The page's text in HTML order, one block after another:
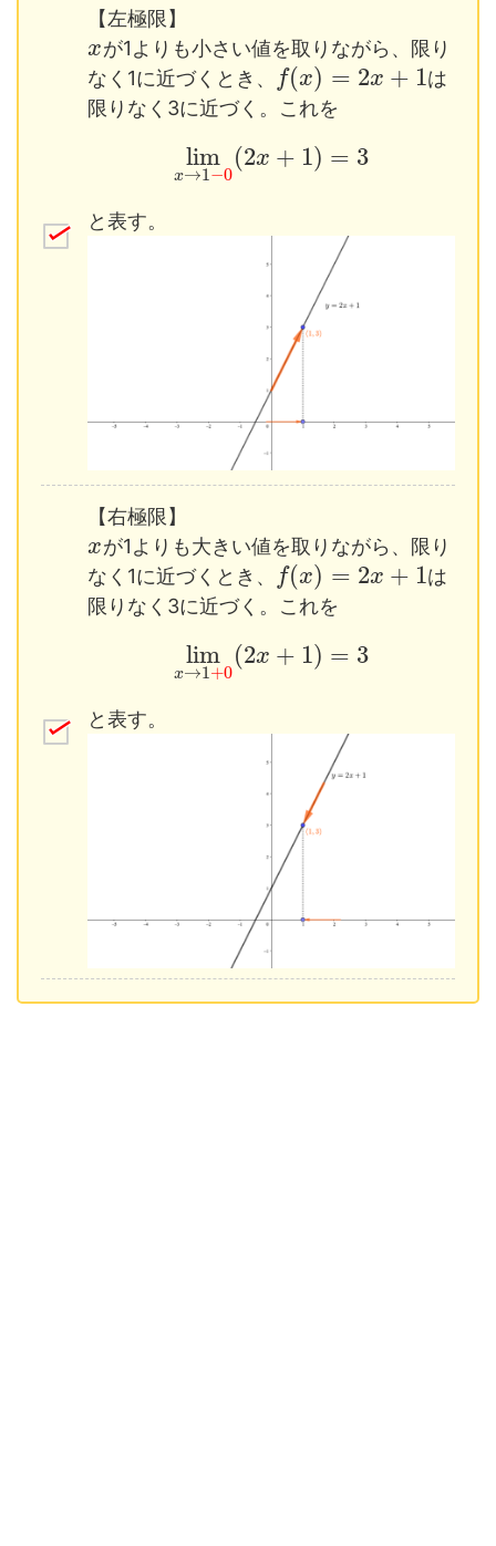
【左極限】
xが1よりも小さい値を取りながら、限り
なく1に近づくとき、
f(x) = 2x + 1は
限りなく3に近づく。これを
lim
x→1−0
(2x + 1) = 3
と表す。
【右極限】
xが1よりも大きい値を取りながら、限り
なく1に近づくとき、
f(x) = 2x + 1は
限りなく3に近づく。これを
lim
x→1+0
(2x + 1) = 3
と表す。